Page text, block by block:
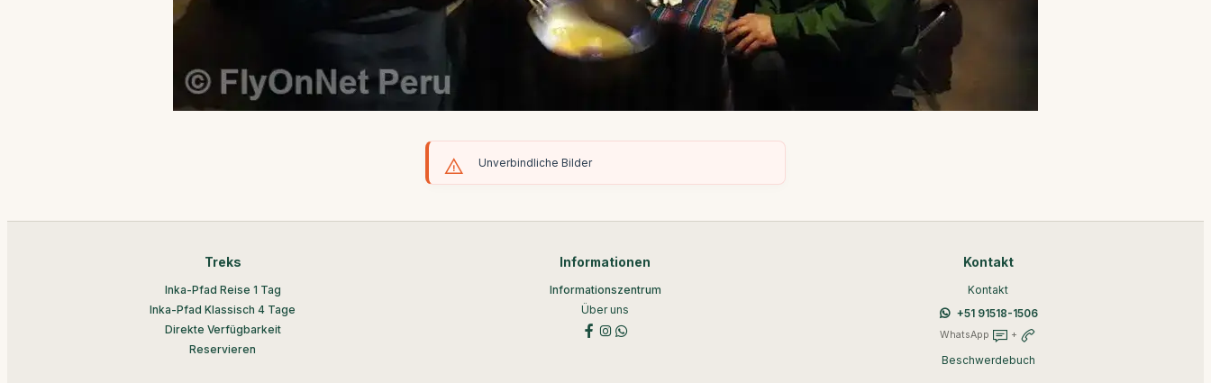
Unverbindliche Bilder
Treks
Inka-Pfad Reise 1 Tag
Inka-Pfad Klassisch 4 Tage
Direkte Verfügbarkeit
Reservieren
Informationen
Informationszentrum
Über uns
Kontakt
Kontakt
+51 91518-1506
WhatsApp +
Beschwerdebuch